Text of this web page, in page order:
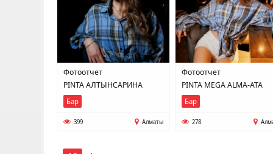
Фотоотчет
PINTA АЛТЫНСАРИНА
Бар
399 Алматы
Фотоотчет
PINTA MEGA ALMA-ATA
Бар
278